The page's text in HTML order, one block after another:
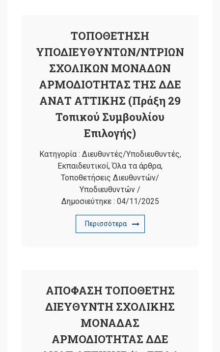
ΤΟΠΟΘΕΤΗΣΗ
ΥΠΟΔΙΕΥΘΥΝΤΩΝ/ΝΤΡΙΩΝ
ΣΧΟΛΙΚΩΝ ΜΟΝΑΔΩΝ
ΑΡΜΟΔΙΟΤΗΤΑΣ ΤΗΣ ΔΔΕ
ΑΝΑΤ ΑΤΤΙΚΗΣ (Πράξη 29
Τοπικού Συμβουλίου
Επιλογής)
Κατηγορία : Διευθυντές/Υποδιευθυντές,
Εκπαιδευτικοί,Όλα τα άρθρα,
Τοποθετήσεις Διευθυντών/
Υποδιευθυντών /
Δημοσιεύτηκε : 04/11/2025
Περισσότερα
ΑΠΟΦΑΣΗ ΤΟΠΟΘΕΤΗΣ
ΔΙΕΥΘΥΝΤΗ ΣΧΟΛΙΚΗΣ
ΜΟΝΑΔΑΣ
ΑΡΜΟΔΙΟΤΗΤΑΣ ΔΔΕ